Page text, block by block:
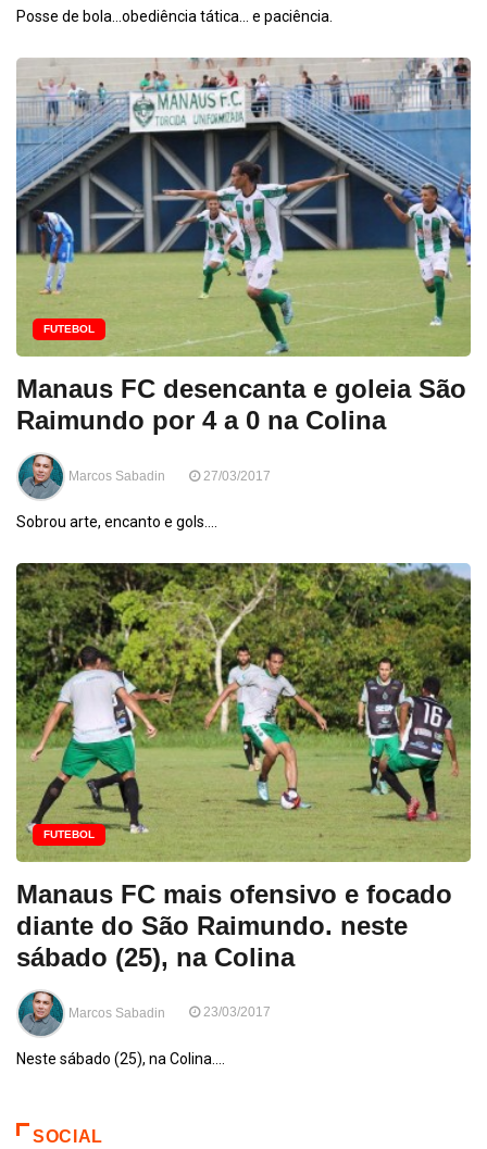
Posse de bola...obediência tática... e paciência.
FUTEBOL
Manaus FC desencanta e goleia São
Raimundo por 4 a 0 na Colina
Marcos Sabadin 27/03/2017
Sobrou arte, encanto e gols....
FUTEBOL
Manaus FC mais ofensivo e focado
diante do São Raimundo. neste
sábado (25), na Colina
Marcos Sabadin 23/03/2017
Neste sábado (25), na Colina....
SOCIAL